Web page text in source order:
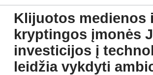
Klijuotos medienos
kryptingos įmonės
investicijos į
leidžia vykdyti